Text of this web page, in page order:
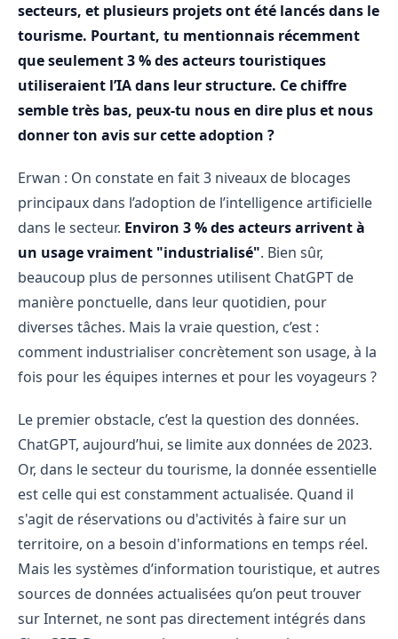
secteurs, et plusieurs projets ont été lancés dans le
tourisme. Pourtant, tu mentionnais récemment
que seulement 3 % des acteurs touristiques
utiliseraient l’IA dans leur structure. Ce chiffre
semble très bas, peux-tu nous en dire plus et nous
donner ton avis sur cette adoption ?
Erwan : On constate en fait 3 niveaux de blocages
principaux dans l’adoption de l’intelligence artificielle
dans le secteur. Environ 3 % des acteurs arrivent à
un usage vraiment "industrialisé". Bien sûr,
beaucoup plus de personnes utilisent ChatGPT de
manière ponctuelle, dans leur quotidien, pour
diverses tâches. Mais la vraie question, c’est :
comment industrialiser concrètement son usage, à la
fois pour les équipes internes et pour les voyageurs ?
Le premier obstacle, c’est la question des données.
ChatGPT, aujourd’hui, se limite aux données de 2023.
Or, dans le secteur du tourisme, la donnée essentielle
est celle qui est constamment actualisée. Quand il
s'agit de réservations ou d'activités à faire sur un
territoire, on a besoin d'informations en temps réel.
Mais les systèmes d’information touristique, et autres
sources de données actualisées qu’on peut trouver
sur Internet, ne sont pas directement intégrés dans